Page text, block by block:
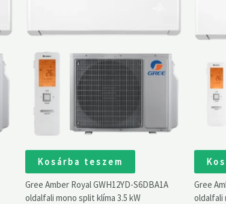
Kosárba teszem
Gree Amber Royal GWH12YD-S6DBA1A
oldalfali mono split klíma 3.5 kW
Gree
oldalfali